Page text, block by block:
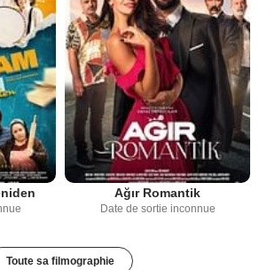
Ağır Romantik
Date de sortie inconnue
Toute sa filmographie